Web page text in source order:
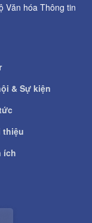
Văn hóa Thông tin
& Sự kiện
thiệu
ích